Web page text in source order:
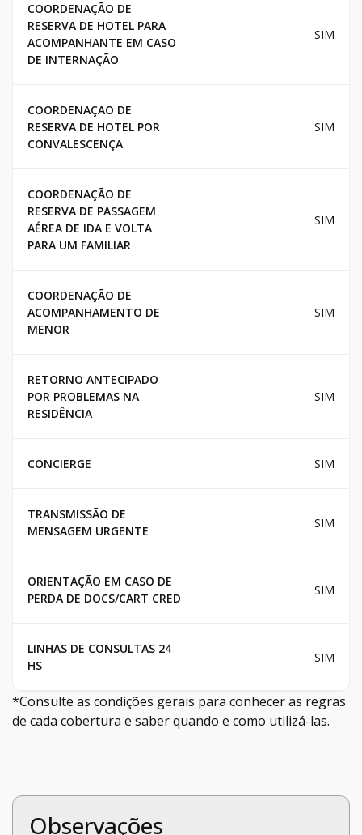
COORDENAÇÃO DE
RESERVA DE HOTEL PARA
ACOMPANHANTE EM CASO
DE INTERNAÇÃO
SIM
COORDENAÇAO DE
RESERVA DE HOTEL POR
CONVALESCENÇA
SIM
COORDENAÇÃO DE
RESERVA DE PASSAGEM
AÉREA DE IDA E VOLTA
PARA UM FAMILIAR
SIM
COORDENAÇÃO DE
ACOMPANHAMENTO DE
MENOR
SIM
RETORNO ANTECIPADO
POR PROBLEMAS NA
RESIDÊNCIA
SIM
CONCIERGE SIM
TRANSMISSÃO DE
MENSAGEM URGENTE
SIM
ORIENTAÇÃO EM CASO DE
PERDA DE DOCS/CART CRED
SIM
LINHAS DE CONSULTAS 24
HS
SIM
*Consulte as condições gerais para conhecer as regras
de cada cobertura e saber quando e como utilizá-las.
Observações